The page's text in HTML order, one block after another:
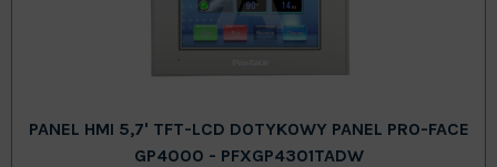
PANEL HMI 5,7' TFT-LCD DOTYKOWY PANEL PRO-FACE
GP4000 - PFXGP4301TADW